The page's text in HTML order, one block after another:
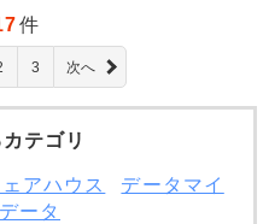
件
3 次へ
テゴリ
アハウス
データマイ
ータ